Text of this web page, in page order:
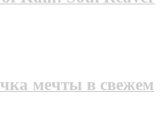
мечты в свежем